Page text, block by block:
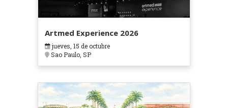
Artmed Experience 2026
jueves, 15 de octubre
Sao Paulo, SP